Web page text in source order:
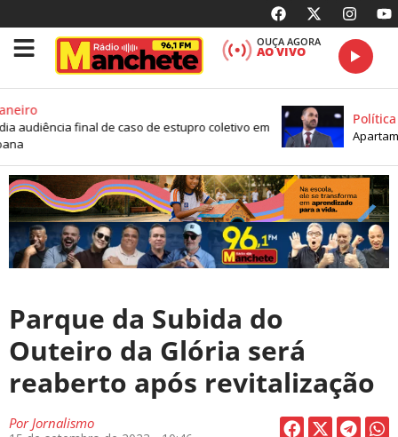
OUÇA AGORA
AO VIVO
audiência final de caso de estupro coletivo em
Política
Parque da Subida do
Outeiro da Glória será
reaberto após revitalização
PorJornalismo